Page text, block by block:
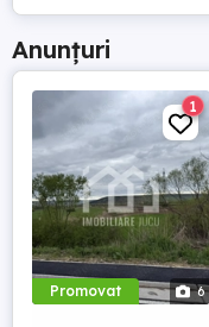
Anunțuri
Promovat 6
1